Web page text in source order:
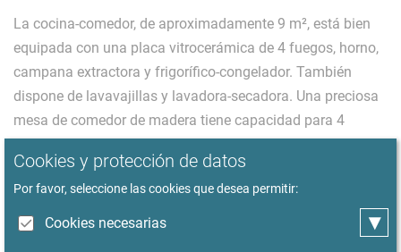
La cocina-comedor, de aproximadamente 9 m², está bien
equipada con una placa vitrocerámica de 4 fuegos, horno,
campana extractora y frigorífico-congelador. También
dispone de lavavajillas y lavadora-secadora. Una preciosa
mesa de comedor de madera tiene capacidad para 4
personas. Además, se ofrecen diversos electrodomésticos,
utensilios de cocina y vajilla.
La habitación cuenta con una cama doble (160 x 200 cm)
Cookies y protección de datos
Por favor, seleccione las cookies que desea permitir:
Cookies necesarias ▾